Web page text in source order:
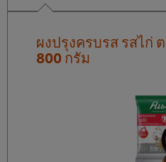
ผงปรุงครบรส รสไก่
800 กรัม